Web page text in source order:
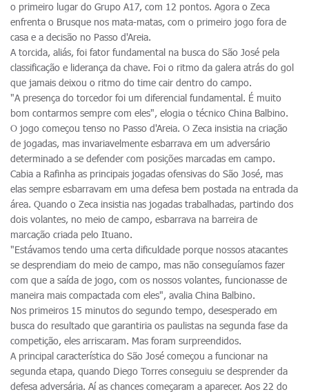
o primeiro lugar do Grupo A17, com 12 pontos. Agora o Zeca
enfrenta o Brusque nos mata-matas, com o primeiro jogo fora de
casa e a decisão no Passo d'Areia.
A torcida, aliás, foi fator fundamental na busca do São José pela
classificação e liderança da chave. Foi o ritmo da galera atrás do gol
que jamais deixou o ritmo do time cair dentro do campo.
"A presença do torcedor foi um diferencial fundamental. É muito
bom contarmos sempre com eles", elogia o técnico China Balbino.
O jogo começou tenso no Passo d'Areia. O Zeca insistia na criação
de jogadas, mas invariavelmente esbarrava em um adversário
determinado a se defender com posições marcadas em campo.
Cabia a Rafinha as principais jogadas ofensivas do São José, mas
elas sempre esbarravam em uma defesa bem postada na entrada da
área. Quando o Zeca insistia nas jogadas trabalhadas, partindo dos
dois volantes, no meio de campo, esbarrava na barreira de
marcação criada pelo Ituano.
"Estávamos tendo uma certa dificuldade porque nossos atacantes
se desprendiam do meio de campo, mas não conseguíamos fazer
com que a saída de jogo, com os nossos volantes, funcionasse de
maneira mais compactada com eles", avalia China Balbino.
Nos primeiros 15 minutos do segundo tempo, desesperado em
busca do resultado que garantiria os paulistas na segunda fase da
competição, eles arriscaram. Mas foram surpreendidos.
A principal característica do São José começou a funcionar na
segunda etapa, quando Diego Torres conseguiu se desprender da
defesa adversária. Aí as chances começaram a aparecer. Aos 22 do